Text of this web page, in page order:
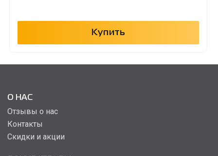
Купить
О НАС
Отзывы о нас
Контакты
Скидки и акции